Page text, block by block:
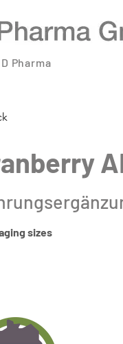
Pharma
sizes